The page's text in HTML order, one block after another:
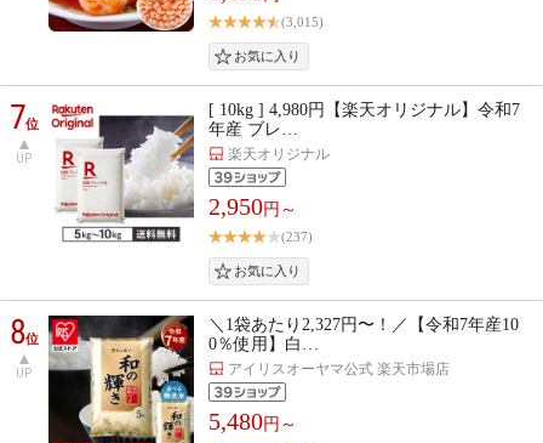
(3,015)
7位
UP
[ 10kg ] 4,980円【楽天オリジナル】令和7
年産 ブレ…
楽天オリジナル
2,950円～
(237)
8位
UP
＼1袋あたり2,327円〜！／【令和7年産10
0％使用】白…
アイリスオーヤマ公式 楽天市場店
5,480円～